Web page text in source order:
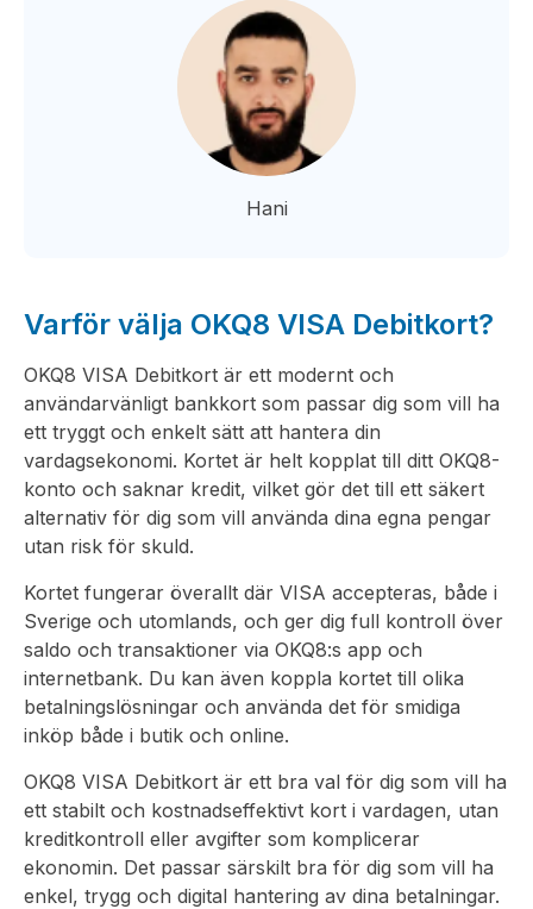
Hani
Varför välja OKQ8 VISA Debitkort?
OKQ8 VISA Debitkort är ett modernt och
användarvänligt bankkort som passar dig som vill ha
ett tryggt och enkelt sätt att hantera din
vardagsekonomi. Kortet är helt kopplat till ditt OKQ8-
konto och saknar kredit, vilket gör det till ett säkert
alternativ för dig som vill använda dina egna pengar
utan risk för skuld.
Kortet fungerar överallt där VISA accepteras, både i
Sverige och utomlands, och ger dig full kontroll över
saldo och transaktioner via OKQ8:s app och
internetbank. Du kan även koppla kortet till olika
betalningslösningar och använda det för smidiga
inköp både i butik och online.
OKQ8 VISA Debitkort är ett bra val för dig som vill ha
ett stabilt och kostnadseffektivt kort i vardagen, utan
kreditkontroll eller avgifter som komplicerar
ekonomin. Det passar särskilt bra för dig som vill ha
enkel, trygg och digital hantering av dina betalningar.